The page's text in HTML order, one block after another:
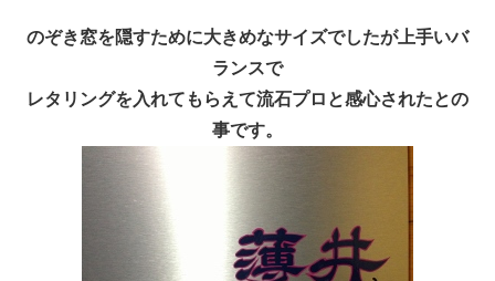
のぞき窓を隠すために大きめなサイズでしたが上手いバ
ランスで
レタリングを入れてもらえて流石プロと感心されたとの
事です。